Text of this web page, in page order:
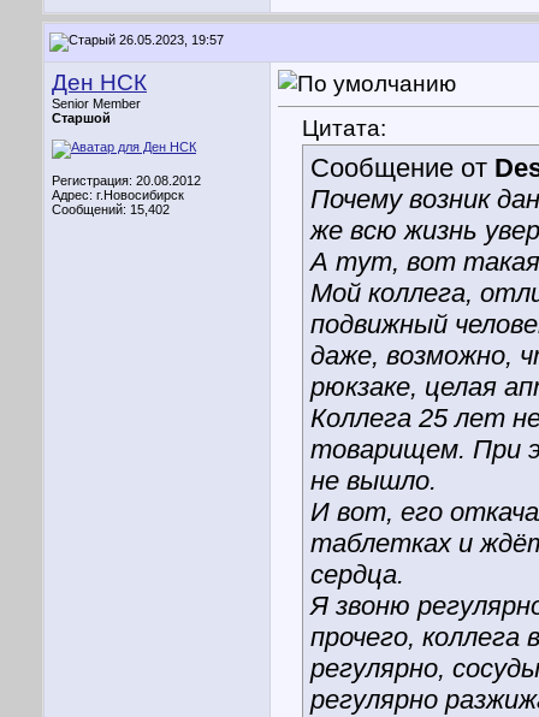
26.05.2023, 19:57
Ден НСК
Senior Member
Старшой
Регистрация: 20.08.2012
Адрес: г.Новосибирск
Сообщений: 15,402
Цитата:
Сообщение от
Почему возник
же всю жизнь
А тут, вот такая
Мой коллега,
подвижный
даже, возможно,
рюкзаке, целая
Коллега 25 лет
товарищем. При
не вышло.
И вот, его
таблетках и
сердца.
Я звоню
прочего,
регулярно,
регулярно